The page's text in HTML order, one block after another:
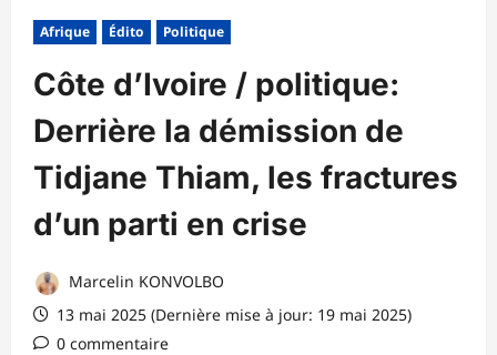
Afrique Édito Politique
Côte d’Ivoire / politique:
Derrière la démission de
Tidjane Thiam, les fractures
d’un parti en crise
Marcelin KONVOLBO
13 mai 2025 (Dernière mise à jour: 19 mai 2025)
0 commentaire